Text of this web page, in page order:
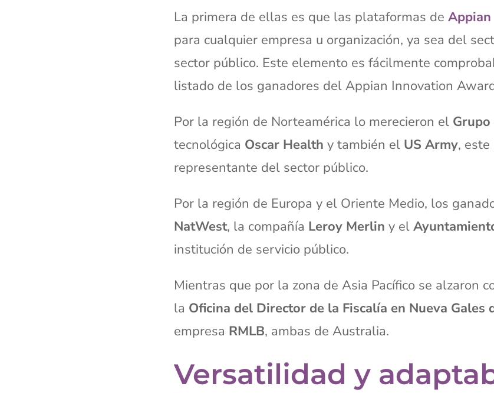
La primera de ellas es que las plataformas deAppian
para cualquier empresa u organización, ya sea del
sector público. Este elemento es fácilmente
listado de los ganadores del Appian Innovation
Por la región de Norteamérica lo merecieron el
tecnológica Oscar Health y también el US Army,
representante del sector público.
Por la región de Europa y el Oriente Medio, los
NatWest, la compañía Leroy Merlin y el
institución de servicio público.
Mientras que por la zona de Asia Pacífico se alzaron
la Oficina del Director de la Fiscalía en Nueva Gales
empresa RMLB, ambas de Australia.
Versatilidad y